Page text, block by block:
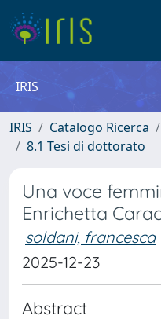
IRIS
IRIS Catalogo Ricerca
8.1 Tesi di dottorato
Una voce
Enrichetta
soldani, francesca
2025-12-23
Abstract